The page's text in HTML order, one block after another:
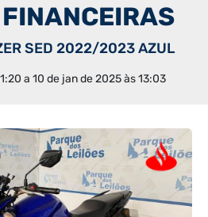
SED 2022/2023 AZUL
a 10 de jan de 2025 às 13:03